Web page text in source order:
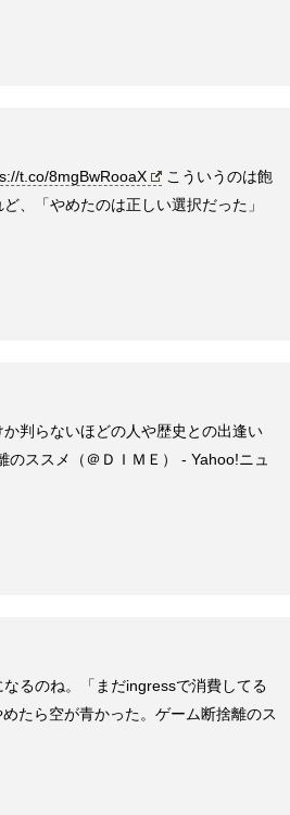
t.co/8mgBwRooaX
こういうのは飽
、「やめたのは正しい選択だった」
判らないほどの人や歴史との出逢い
ススメ（＠ＤＩＭＥ） - Yahoo!ニュ
るのね。「まだingressで消費してる
たら空が青かった。ゲーム断捨離のス